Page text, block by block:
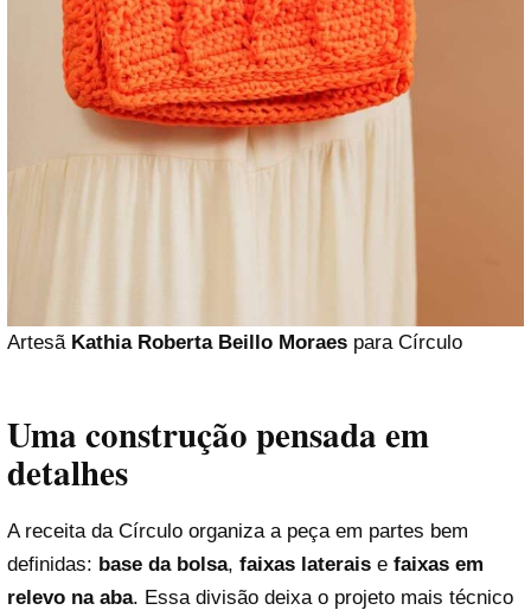
Artesã Kathia Roberta Beillo Moraes para Círculo
Uma construção pensada em
detalhes
A receita da Círculo organiza a peça em partes bem
definidas: base da bolsa, faixas laterais e faixas em
relevo na aba. Essa divisão deixa o projeto mais técnico